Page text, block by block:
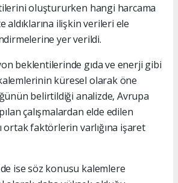
oluştururken hangi harcama
aldıklarına ilişkin verileri ele
yer verildi.
beklentilerinde gıda ve enerji gibi
küresel olarak öne
belirtildiği analizde, Avrupa
çalışmalardan elde edilen
ortak faktörlerin varlığına işaret
ise söz konusu kalemlere